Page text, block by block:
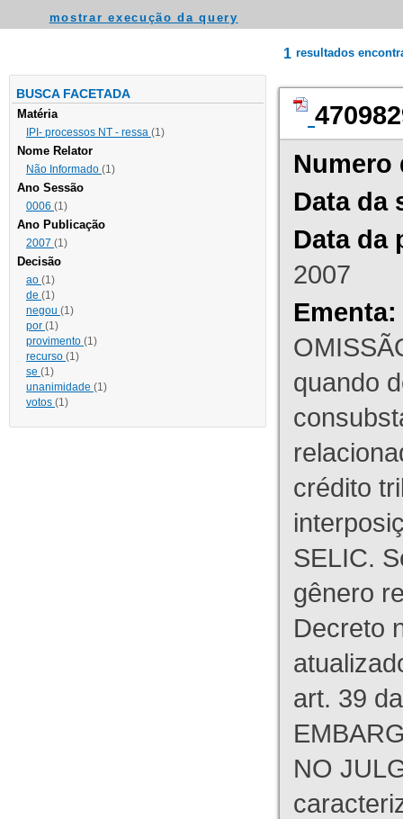
mostrar execução da query
BUSCA FACETADA
Matéria
IPI- processos NT - ressa (1)
Nome Relator
Não Informado (1)
Ano Sessão
0006 (1)
Ano Publicação
2007 (1)
Decisão
ao (1)
de (1)
negou (1)
por (1)
provimento (1)
recurso (1)
se (1)
unanimidade (1)
votos (1)
1 resultados
Numero
Data da
Data da
2007
Ementa:
quando
crédito
SELIC.
gênero
Decreto
art. 39
NO